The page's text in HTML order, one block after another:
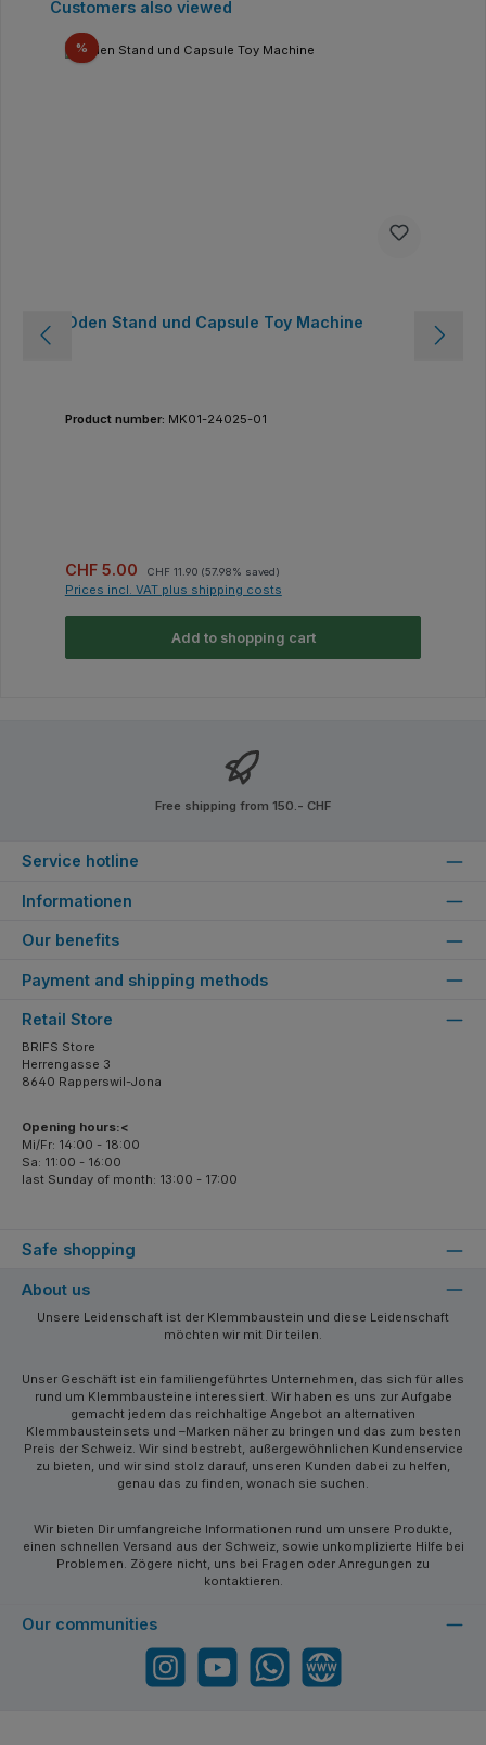
Customers also viewed
%Discount
Oden Stand und Capsule Toy Machine
Product number: MK01-24025-01
Sale price:
CHF 5.00 Regular price:
CHF 11.90 (57.98% saved)
Prices incl. VAT plus shipping costs
Add to shopping cart
Free shipping from 150.- CHF
Service hotline
Informationen
Our benefits
Payment and shipping methods
Safe shopping
Retail Store
BRIFS Store
Herrengasse 3
8640 Rapperswil-Jona
Opening hours:<
Mi/Fr: 14:00 - 18:00
Sa: 11:00 - 16:00
last Sunday of month: 13:00 - 17:00
About us
Unsere Leidenschaft ist der Klemmbaustein und diese Leidenschaft
möchten wir mit Dir teilen.
Unser Geschäft ist ein familiengeführtes Unternehmen, das sich für alles
rund um Klemmbausteine interessiert. Wir haben es uns zur Aufgabe
gemacht jedem das reichhaltige Angebot an alternativen
Klemmbausteinsets und –Marken näher zu bringen und das zum besten
Preis der Schweiz. Wir sind bestrebt, außergewöhnlichen Kundenservice
zu bieten, und wir sind stolz darauf, unseren Kunden dabei zu helfen,
genau das zu finden, wonach sie suchen.
Wir bieten Dir umfangreiche Informationen rund um unsere Produkte,
einen schnellen Versand aus der Schweiz, sowie unkomplizierte Hilfe bei
Problemen. Zögere nicht, uns bei Fragen oder Anregungen zu
kontaktieren.
Our communities
Instagram YouTube WhatsApp Website